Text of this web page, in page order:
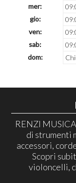
mer:
gio:
ven:
sab:
dom:
RENZI
di strumenti
accessori,
Scopri
violoncelli,